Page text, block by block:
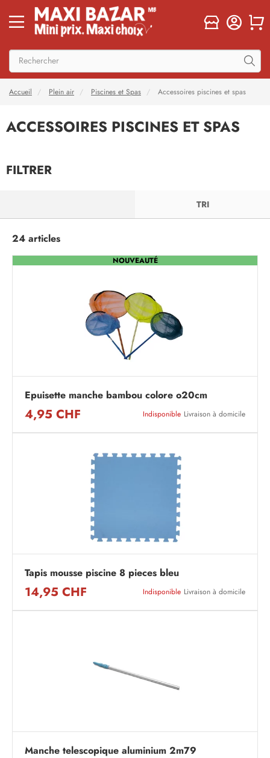
Accueil Plein air Piscines et Spas Accessoires piscines et spas
ACCESSOIRES PISCINES ET SPAS
FILTRER
TRI
NOUVEAUTÉ
Epuisette manche bambou colore o20cm
4,95 CHF Indisponible Livraison à domicile
Tapis mousse piscine 8 pieces bleu
14,95 CHF Indisponible Livraison à domicile
Manche telescopique aluminium 2m79
24 articles